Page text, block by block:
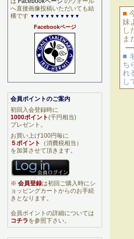
■
妹
し
ま
■
ち
れ
し
へ直接画像投稿いただいても結
構です ▼▼▼▼▼▼▼▼▼▼
Facebookページ
会員ポイントのご案内
初回入会登録時に
1000ポイント(千円相当)
プレゼント。
お買い上げ100円毎に
５ポイント
（消費税相当）
を加算させて頂きます。
※ 会員登録は初回ご購入時にシ
ョッピングカートからのお手続
きとなります。
会員ポイントの詳細については
コチラを参照下さい。